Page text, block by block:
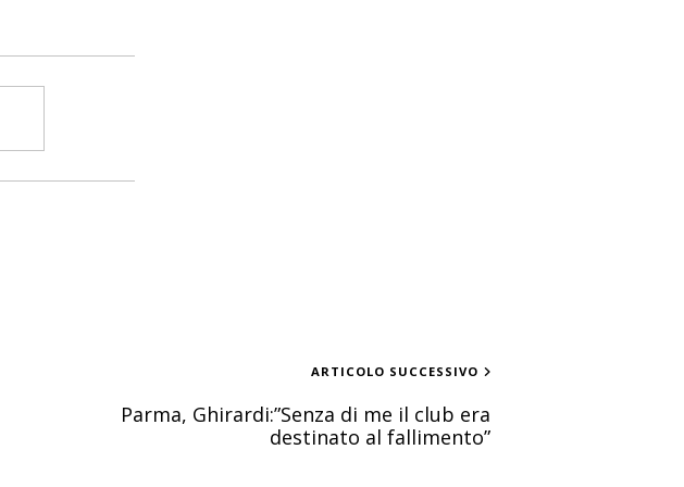
ARTICOLO SUCCESSIVO
Parma, Ghirardi:”Senza di me il club era
destinato al fallimento”